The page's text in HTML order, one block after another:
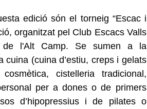
edició són el torneig “Escac i
organitzat pel Club Escacs Valls
de l'Alt Camp. Se sumen a la
(cuina d’estiu, creps i gelats
cistelleria tradicional,
per a dones o de primers
d’hipopressius i de pilates o